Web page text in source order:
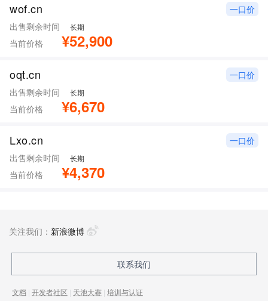
一口价
wof.cn
出售剩余时间 长期
当前价格 ¥52,900
一口价
oqt.cn
出售剩余时间 长期
当前价格 ¥6,670
一口价
Lxo.cn
出售剩余时间 长期
当前价格 ¥4,370